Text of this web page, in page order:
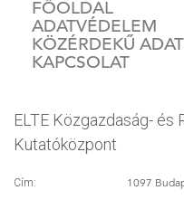
FŐOLDAL
ADATVÉDELEM
KÖZÉRDEKŰ
KAPCSOLAT
ELTE Közgazdaság- és
Kutatóközpont
Cím: 1097